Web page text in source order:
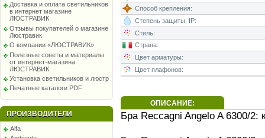
Доставка и оплата светильников
в интернет магазине
ЛЮСТРАВИК
Отзывы покупателей о магазине
Люстравик
О компании «ЛЮСТРАВИК»
Полезные советы и материалы
от интернет-магазина
ЛЮСТРАВИК
Установка светильников и люстр
Печатные каталоги PDF
ПРОИЗВОДИТЕЛИ
Alfa
Способ крепления:
Степень защиты, IP:
Стиль:
Страна:
Цвет арматуры:
Цвет плафонов:
ОПИСАНИЕ:
Бра Reccagni Angelo A 6300/2: